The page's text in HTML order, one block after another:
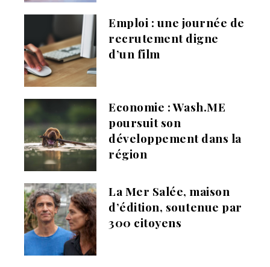
Emploi : une journée de
recrutement digne
d’un film
Economie : Wash.ME
poursuit son
développement dans la
région
La Mer Salée, maison
d’édition, soutenue par
300 citoyens